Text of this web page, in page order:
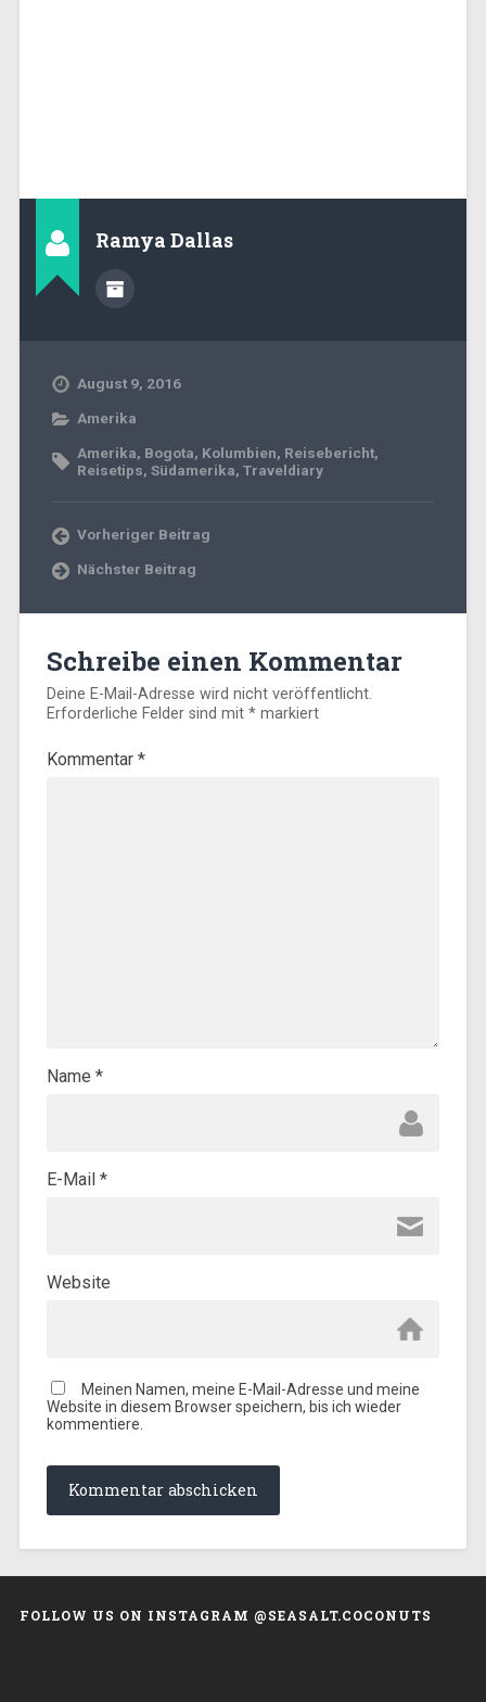
Ramya Dallas
August 9, 2016
Amerika
Amerika, Bogota, Kolumbien, Reisebericht,
Reisetips, Südamerika, Traveldiary
Vorheriger Beitrag
Nächster Beitrag
Schreibe einen Kommentar
Deine E-Mail-Adresse wird nicht veröffentlicht.
Erforderliche Felder sind mit *markiert
Kommentar *
Name *
E-Mail *
Website
Meinen Namen, meine E-Mail-Adresse und meine
Website in diesem Browser speichern, bis ich wieder
kommentiere.
FOLLOW US ON INSTAGRAM @SEASALT.COCONUTS